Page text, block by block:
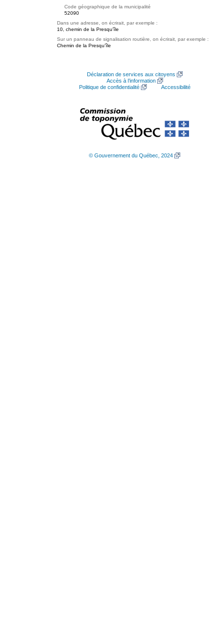
Code géographique de la municipalité
52090
Dans une adresse, on écrirait, par exemple :
10, chemin de la Presqu'île
Sur un panneau de signalisation routière, on écrirait, par exemple :
Chemin de la Presqu'île
Déclaration de services aux citoyens
Accès à l’information
Politique de confidentialité
Accessibilité
© Gouvernement du Québec, 2024